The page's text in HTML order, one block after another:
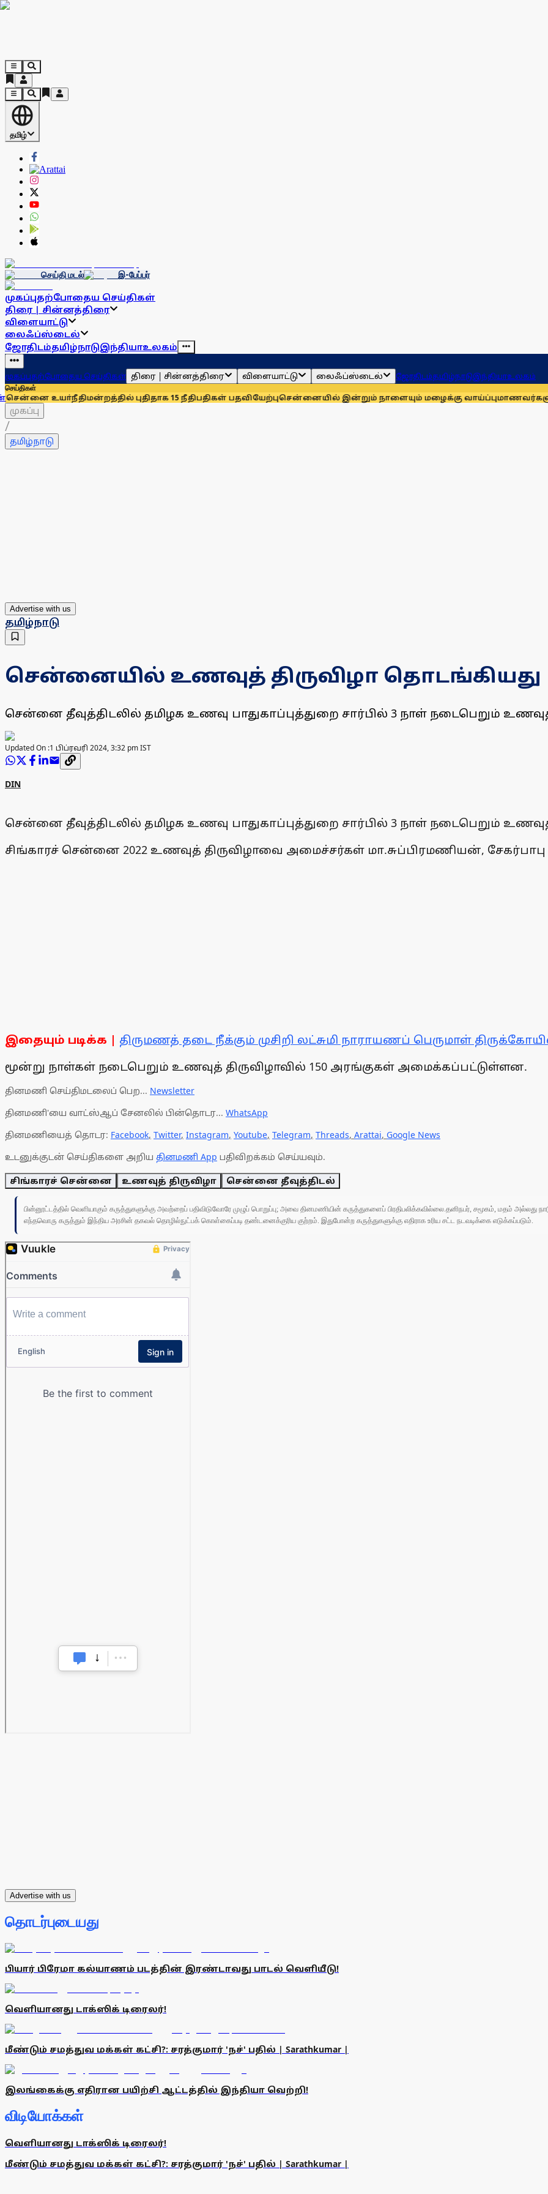
தமிழ்
செய்தி மடல் இ-பேப்பர்
முகப்புதற்போதைய செய்திகள்
திரை | சின்னத்திரை
விளையாட்டு
லைஃப்ஸ்டைல்
ஜோதிடம்தமிழ்நாடுஇந்தியாஉலகம்
முகப்புதற்போதைய செய்திகள் திரை | சின்னத்திரை விளையாட்டு லைஃப்ஸ்டைல் ஜோதிடம்தமிழ்நாடுஇந்தியாஉலகம்
செய்திகள்
புதிதாக 15 நீதிபதிகள் பதவியேற்புசென்னையில் இன்றும் நாளையும் மழைக்கு வாய்ப்புமாணவர்களுக்காக
முகப்பு
/
தமிழ்நாடு
Advertise with us
தமிழ்நாடு
சென்னையில் உணவுத் திருவிழா தொடங்கியது
சென்னை தீவுத்திடலில் தமிழக உணவு பாதுகாப்புத்துறை சார்பில் 3 நாள் நடைபெறும் உணவுத்
Updated On :1 பிப்ரவரி 2024, 3:32 pm IST
DIN
சென்னை தீவுத்திடலில் தமிழக உணவு பாதுகாப்புத்துறை சார்பில் 3 நாள் நடைபெறும் உணவுத்
சிங்காரச் சென்னை 2022 உணவுத் திருவிழாவை அமைச்சர்கள் மா.சுப்பிரமணியன்,
இதையும் படிக்க | திருமணத் தடை நீக்கும் முசிறி லட்சுமி நாராயணப் பெருமாள்
மூன்று நாள்கள் நடைபெறும் உணவுத் திருவிழாவில் 150 அரங்குகள் அமைக்கப்பட்டுள்ளன.
தினமணி செய்திமடலைப் பெற... Newsletter
தினமணி'யை வாட்ஸ்ஆப் சேனலில் பின்தொடர... WhatsApp
தினமணியைத் தொடர: Facebook, Twitter, Instagram, Youtube, Telegram, Threads, Arattai, Google News
உடனுக்குடன் செய்திகளை அறிய தினமணி App பதிவிறக்கம் செய்யவும்.
சிங்காரச் சென்னை உணவுத் திருவிழா சென்னை தீவுத்திடல்
பின்னூட்டத்தில் வெளியாகும் கருத்துகளுக்கு அவற்றைப் பதிவிடுவோரே முழுப் பொறுப்பு; அவை தினமணியின் கருத்துகளைப் பிரதிபலிக்கவில்லை.தனிநபர், சமூகம், மதம் அல்லது
எந்தவொரு கருத்தும் இந்திய அரசின் தகவல் தொழில்நுட்பக் கொள்கைப்படி தண்டனைக்குரிய குற்றம். இதுபோன்ற கருத்துகளுக்கு எதிராக உரிய சட்ட நடவடிக்கை எடுக்கப்படும்.
Advertise with us
தொடர்புடையது
பியார் பிரேமா கல்யாணம் படத்தின் இரண்டாவது பாடல் வெளியீடு!
வெளியானது டாக்ஸிக் டிரைலர்!
மீண்டும் சமத்துவ மக்கள் கட்சி?: சரத்குமார் 'நச்' பதில் | Sarathkumar |
இலங்கைக்கு எதிரான பயிற்சி ஆட்டத்தில் இந்தியா வெற்றி!
விடியோக்கள்
வெளியானது டாக்ஸிக் டிரைலர்!
மீண்டும் சமத்துவ மக்கள் கட்சி?: சரத்குமார் 'நச்' பதில் | Sarathkumar |